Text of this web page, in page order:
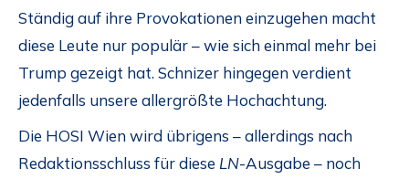
Ständig auf ihre Provokationen einzugehen macht
diese Leute nur populär – wie sich einmal mehr bei
Trump gezeigt hat. Schnizer hingegen verdient
jedenfalls unsere allergrößte Hochachtung.
Die HOSI Wien wird übrigens – allerdings nach
Redaktionsschluss für diese LN-Ausgabe – noch